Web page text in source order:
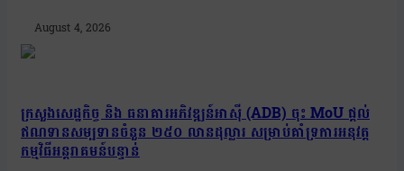
August 4, 2026
ក្រសួងសេដ្ឋកិច្ច និង ធនាគារអភិវឌ្ឍន៍អាស៊ី (ADB) ចុះ MoU ផ្តល់
ឥណទានសម្បទានចំនួន ២៥០ លានដុល្លារ សម្រាប់គាំទ្រការអនុវត្ត
កម្មវិធីអន្តរាគមន៍បន្ទាន់